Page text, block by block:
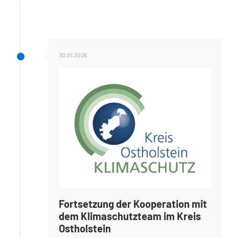
30.01.2026
Fortsetzung der Kooperation mit
dem Klimaschutzteam im Kreis
Ostholstein